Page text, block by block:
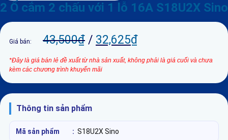
2 Ổ cắm 2 chấu với 1 lỗ 16A S18U2X Sino
Giá bán: 43,500₫ / 32,625₫
*Đây là giá bán lẻ đề xuất từ nhà sản xuất, không phải là giá cuối và chưa
kèm các chương trình khuyến mãi
Thông tin sản phẩm
Mã sản phẩm : S18U2X Sino